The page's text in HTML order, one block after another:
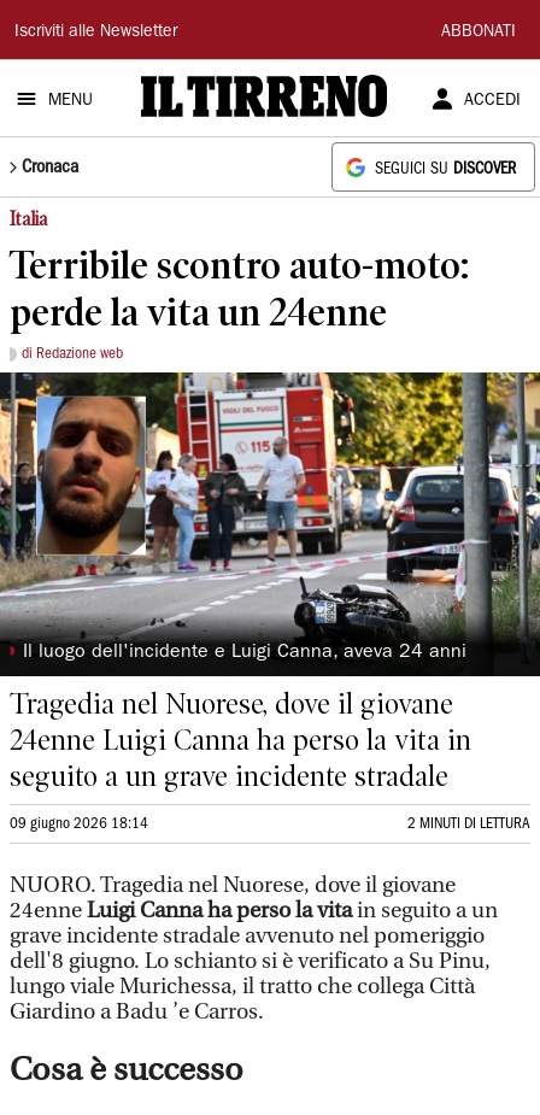
Il
Tirreno
Iscriviti alle Newsletter ABBONATI
MENU ACCEDI
Cronaca SEGUICI SU DISCOVER
Italia
Terribile scontro auto-moto:
perde la vita un 24enne
di Redazione web
◗ Il luogo dell'incidente e Luigi Canna, aveva 24 anni
Tragedia nel Nuorese, dove il giovane
24enne Luigi Canna ha perso la vita in
seguito a un grave incidente stradale
09 giugno 2026 18:14 2 MINUTI DI LETTURA
NUORO. Tragedia nel Nuorese, dove il giovane
24enneLuigi Cannaha perso la vitain seguito a un
grave incidente stradale avvenuto nel pomeriggio
dell'8 giugno. Lo schianto si è verificato a Su Pinu,
lungo viale Murichessa, il tratto che collega Città
Giardino a Badu ’e Carros.
Cosa è successo